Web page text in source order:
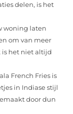
delen, is het
woning laten
om van meer
het niet altijd
French Fries is
in Indiase stijl
door dun